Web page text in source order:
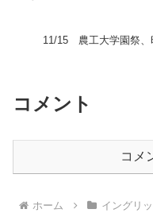
11/15 農工大学園祭、
コメント
コメ
ホーム イングリ